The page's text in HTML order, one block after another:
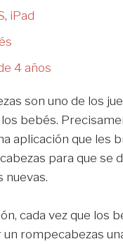
, iPad
4 años
son uno de los
bebés.
aplicación que les
para que se
nuevas.
cada vez que los
rompecabezas